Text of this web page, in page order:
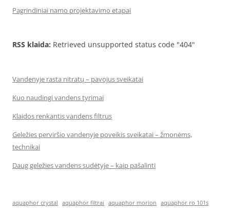
Pagrindiniai namo projektavimo etapai
RSS klaida: Retrieved unsupported status code "404"
Vandenyje rasta nitratų – pavojus sveikatai
Kuo naudingi vandens tyrimai
Klaidos renkantis vandens filtrus
Geležies perviršio vandenyje poveikis sveikatai – žmonėms,
technikai
Daug geležies vandens sudėtyje – kaip pašalinti
aquaphor crystal aquaphor filtrai aquaphor morion
aquaphor ro 101s